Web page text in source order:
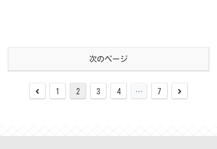
次のページ
前 1 2 3 4 … 7 次